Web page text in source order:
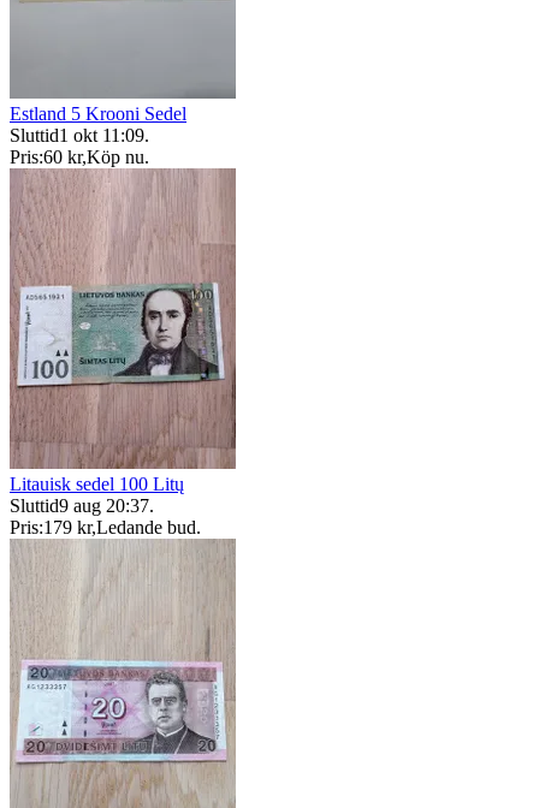
Estland 5 Krooni Sedel
Sluttid1 okt 11:09.
Pris:60 kr,Köp nu.
Litauisk sedel 100 Litų
Sluttid9 aug 20:37.
Pris:179 kr,Ledande bud.